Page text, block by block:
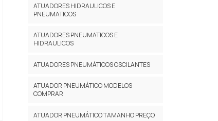
ATUADORES HIDRAULICOS E
PNEUMATICOS
ATUADORES PNEUMATICOS E
HIDRAULICOS
ATUADORES PNEUMÁTICOS OSCILANTES
ATUADOR PNEUMÁTICO MODELOS
COMPRAR
ATUADOR PNEUMÁTICO TAMANHO PREÇO